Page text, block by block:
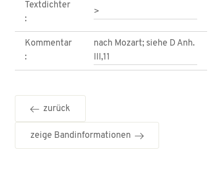
Textdichter
:
>
Kommentar
:
nach Mozart; siehe D Anh.
III,11
zurück
zeige Bandinformationen